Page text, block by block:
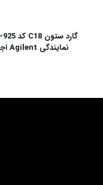
نمایندگی Agilent اجیلنت